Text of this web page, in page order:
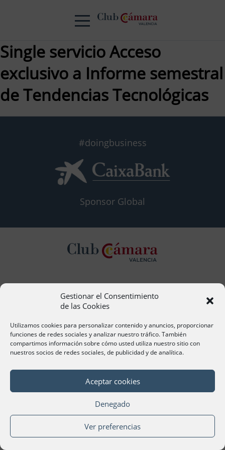
Gestionar el Consentimiento
de las Cookies
Utilizamos cookies para personalizar contenido y anuncios, proporcionar
funciones de redes sociales y analizar nuestro tráfico. También
compartimos información sobre cómo usted utiliza nuestro sitio con
nuestros socios de redes sociales, de publicidad y de analítica.
Aceptar cookies
Denegado
Ver preferencias
Single servicio Acceso
exclusivo a Informe semestral
de Tendencias Tecnológicas
#doingbusiness
Sponsor Global
Ana Cervera, Responsable Atención al Socio
961 366 212
Síguenos
©Cámara Oficial de Comercio, Industria, Servicios y
Navegación de València 2020